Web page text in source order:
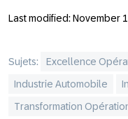
Last modified: November
Sujets:
Excellence
Industrie Automobile
Transformation